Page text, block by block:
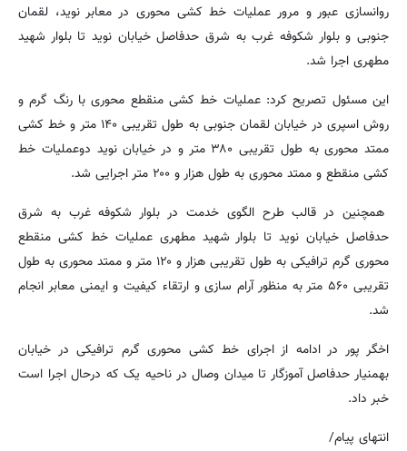
روانسازی عبور و مرور عملیات خط کشی محوری در معابر نوید، لقمان
جنوبی و بلوار شکوفه غرب به شرق حدفاصل خیابان نوید تا بلوار شهید
مطهری اجرا شد.
این مسئول تصریح کرد: عملیات خط کشی منقطع محوری با رنگ گرم و
روش اسپری در خیابان لقمان جنوبی به طول تقریبی ۱۴۰ متر و خط کشی
ممتد محوری به طول تقریبی ۳۸۰ متر و در خیابان نوید دوعملیات خط
کشی منقطع و ممتد محوری به طول هزار و ۲۰۰ متر اجرایی شد.
همچنین در قالب طرح الگوی خدمت در بلوار شکوفه غرب به شرق
حدفاصل خیابان نوید تا بلوار شهید مطهری عملیات خط کشی منقطع
محوری گرم ترافیکی به طول تقریبی هزار و ۱۲۰ متر و ممتد محوری به طول
تقریبی ۵۶۰ متر به منظور آرام سازی و ارتقاء کیفیت و ایمنی معابر انجام
شد.
اخگر پور در ادامه از اجرای خط کشی محوری گرم ترافیکی در خیابان
بهمنیار حدفاصل آموزگار تا میدان وصال در ناحیه یک که درحال اجرا است
خبر داد.
انتهای پیام/